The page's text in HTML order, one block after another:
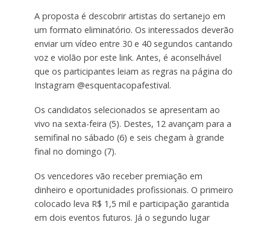
A proposta é descobrir artistas do sertanejo em
um formato eliminatório. Os interessados deverão
enviar um vídeo entre 30 e 40 segundos cantando
voz e violão por este link. Antes, é aconselhável
que os participantes leiam as regras na página do
Instagram @esquentacopafestival.
Os candidatos selecionados se apresentam ao
vivo na sexta-feira (5). Destes, 12 avançam para a
semifinal no sábado (6) e seis chegam à grande
final no domingo (7).
Os vencedores vão receber premiação em
dinheiro e oportunidades profissionais. O primeiro
colocado leva R$ 1,5 mil e participação garantida
em dois eventos futuros. Já o segundo lugar